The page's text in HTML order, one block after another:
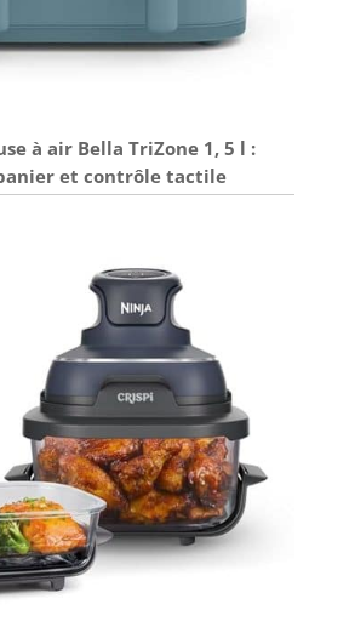
à air Bella TriZone 1, 5 l :
et contrôle tactile